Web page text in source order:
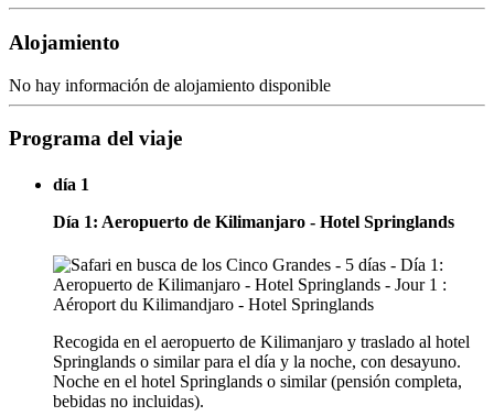
Alojamiento
No hay información de alojamiento disponible
Programa del viaje
día 1
Día 1: Aeropuerto de Kilimanjaro - Hotel Springlands
Recogida en el aeropuerto de Kilimanjaro y traslado al hotel
Springlands o similar para el día y la noche, con desayuno.
Noche en el hotel Springlands o similar (pensión completa,
bebidas no incluidas).